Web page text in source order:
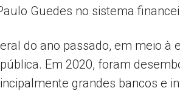
Guedes no sistema
do ano passado, em meio
Em 2020, foram
grandes bancos e